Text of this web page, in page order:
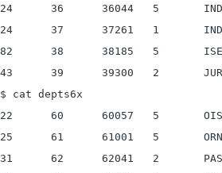
24      36      36044   5
24      37      37261   1
82      38      38185   5
43      39      39300   2
$ cat depts6x
22      60      60057   5
25      61      61001   5
31      62      62041   2